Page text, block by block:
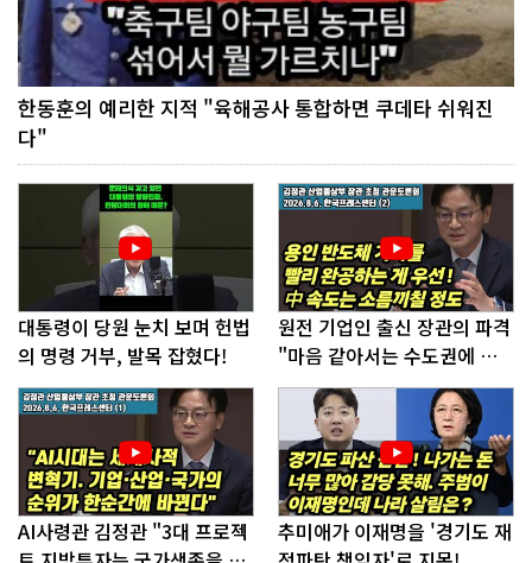
한동훈의 예리한 지적 "육해공사 통합하면 쿠데타 쉬워진
다"
대통령이 당원 눈치 보며 헌법
의 명령 거부, 발목 잡혔다!
원전 기업인 출신 장관의 파격
"마음 같아서는 수도권에 원
전 짓고싶다"
AI사령관 김정관 "3대 프로젝
추미애가 이재명을 '경기도 재